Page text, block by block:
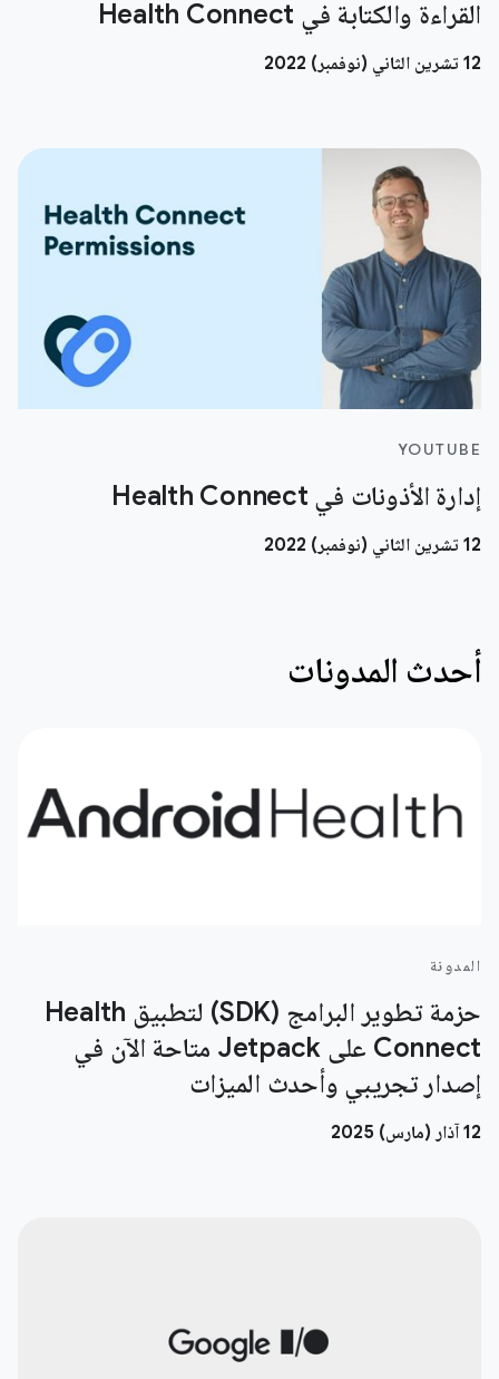
القراءة والكتابة في Health Connect
12 تشرين الثاني (نوفمبر) 2022
YOUTUBE
إدارة الأذونات في Health Connect
12 تشرين الثاني (نوفمبر) 2022
أحدث المدونات
المدونة
حزمة تطوير البرامج (SDK) لتطبيق Health
Connect على Jetpack متاحة الآن في
إصدار تجريبي وأحدث الميزات
‫12 آذار (مارس) 2025